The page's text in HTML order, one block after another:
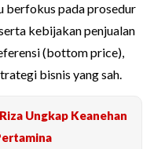
berfokus pada prosedur
kebijakan penjualan
(bottom price),
bisnis yang sah.
Ungkap Keanehan